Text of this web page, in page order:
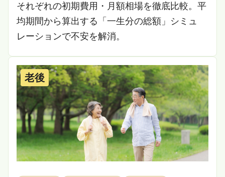
それぞれの初期費用・月額相場を徹底比較。平
均期間から算出する「一生分の総額」シミュ
レーションで不安を解消。
老後